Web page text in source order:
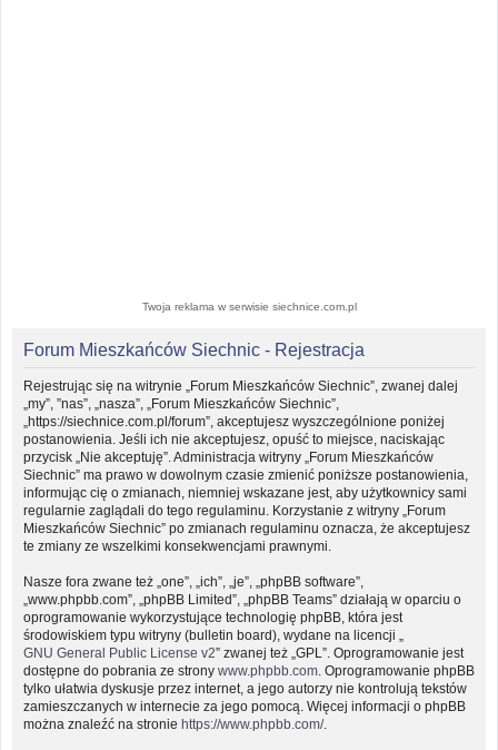
Twoja reklama w serwisie siechnice.com.pl
Forum Mieszkańców Siechnic - Rejestracja
Rejestrując się na witrynie „Forum Mieszkańców Siechnic”, zwanej dalej
„my”, ”nas”, „nasza”, „Forum Mieszkańców Siechnic”,
„https://siechnice.com.pl/forum”, akceptujesz wyszczególnione poniżej
postanowienia. Jeśli ich nie akceptujesz, opuść to miejsce, naciskając
przycisk „Nie akceptuję”. Administracja witryny „Forum Mieszkańców
Siechnic” ma prawo w dowolnym czasie zmienić poniższe postanowienia,
informując cię o zmianach, niemniej wskazane jest, aby użytkownicy sami
regularnie zaglądali do tego regulaminu. Korzystanie z witryny „Forum
Mieszkańców Siechnic” po zmianach regulaminu oznacza, że akceptujesz
te zmiany ze wszelkimi konsekwencjami prawnymi.
Nasze fora zwane też „one”, „ich”, „je”, „phpBB software”,
„www.phpbb.com”, „phpBB Limited”, „phpBB Teams” działają w oparciu o
oprogramowanie wykorzystujące technologię phpBB, która jest
środowiskiem typu witryny (bulletin board), wydane na licencji „
GNU General Public License v2” zwanej też „GPL”. Oprogramowanie jest
dostępne do pobrania ze strony www.phpbb.com . Oprogramowanie phpBB
tylko ułatwia dyskusje przez internet, a jego autorzy nie kontrolują tekstów
zamieszczanych w internecie za jego pomocą. Więcej informacji o phpBB
można znaleźć na stronie https://www.phpbb.com/.